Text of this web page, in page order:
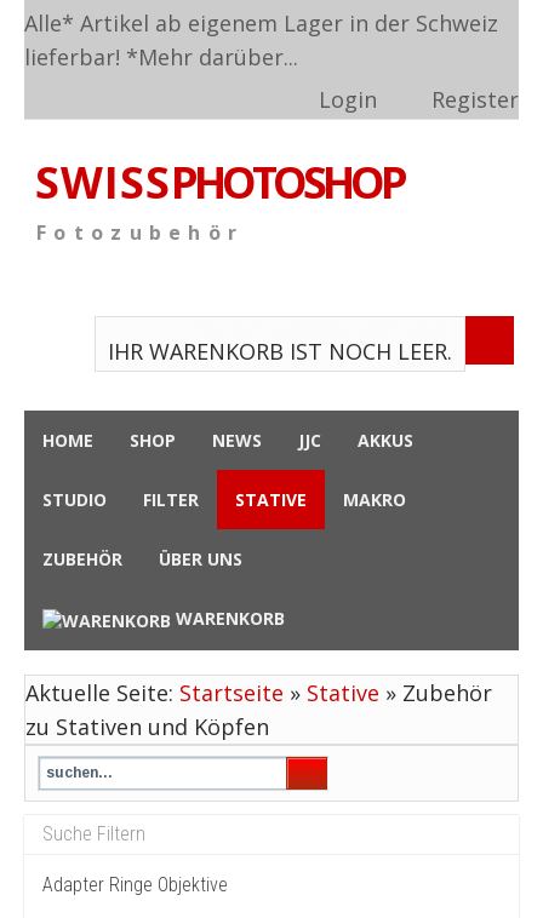
Alle* Artikel ab eigenem Lager in der Schweiz
lieferbar! *Mehr darüber...
Login
Register
S W I S SPHOTOSHOP
F o t o z u b e h ö r
IHR WARENKORB IST NOCH LEER.
HOME SHOP NEWS JJC AKKUS
STUDIO FILTER STATIVE MAKRO
ZUBEHÖR ÜBER UNS
WARENKORB
Aktuelle Seite: Startseite » Stative » Zubehör
zu Stativen und Köpfen
Adapter Ringe Objektive